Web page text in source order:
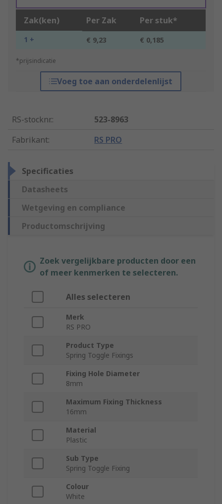
Zak(ken) Per Zak Per stuk*
1 + € 9,23 € 0,185
*prijsindicatie
Voeg toe aan onderdelenlijst
RS-stocknr.:
523-8963
Fabrikant: RS PRO
Specificaties
Datasheets
Wetgeving en compliance
Productomschrijving
Zoek vergelijkbare producten door een
of meer kenmerken te selecteren.
Alles selecteren
Merk
RS PRO
Product Type
Spring Toggle Fixings
Fixing Hole Diameter
8mm
Maximum Fixing Thickness
16mm
Material
Plastic
Sub Type
Spring Toggle Fixing
Colour
White